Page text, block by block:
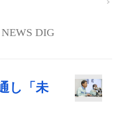
DIG
し「未